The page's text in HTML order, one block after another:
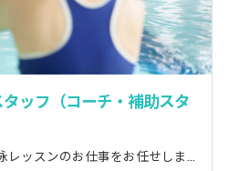
ッフ（コーチ・補助スタ